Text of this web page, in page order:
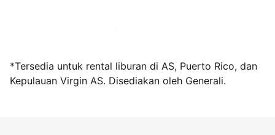
Jadi tuan rumah bersama kami sekarang
*Tersedia untuk rental liburan di AS, Puerto Rico, dan
Kepulauan Virgin AS. Disediakan oleh Generali.